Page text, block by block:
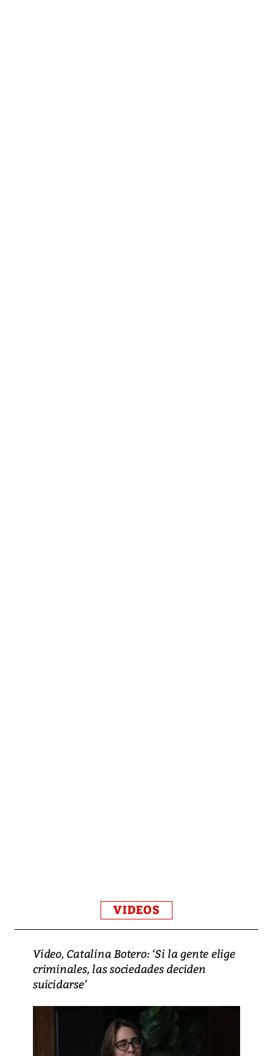
VIDEOS
Video, Catalina Botero: ‘Si la gente elige
criminales, las sociedades deciden
suicidarse’